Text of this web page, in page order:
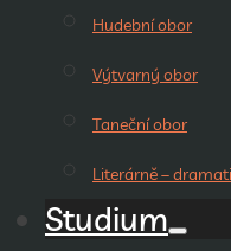
Hudební obor
Výtvarný obor
Taneční obor
Literárně –
Studium